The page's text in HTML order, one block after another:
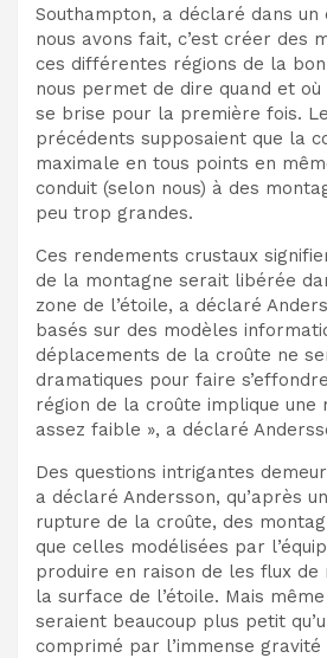
Southampton, a déclaré dans un
nous avons fait, c’est créer des
ces différentes régions de la
nous permet de dire quand et
se brise pour la première fois.
précédents supposaient que la
maximale en tous points en
conduit (selon nous) à des
peu trop grandes.
Ces rendements crustaux
de la montagne serait libérée
zone de l’étoile, a déclaré
basés sur des modèles
déplacements de la croûte ne
dramatiques pour faire
région de la croûte implique une
assez faible », a déclaré
Des questions intrigantes
a déclaré Andersson, qu’après
rupture de la croûte, des
que celles modélisées par
produire en raison de les flux de
la surface de l’étoile. Mais
seraient beaucoup plus petit
comprimé par l’immense gravité